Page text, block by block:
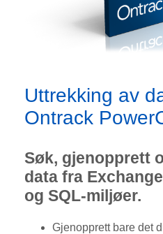
Uttrekking av
Ontrack
Søk, gjenopprett
data fra
og SQL-miljøer.
Gjenopprett bare det